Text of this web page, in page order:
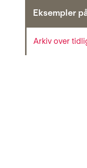
Eksempler
Arkiv over